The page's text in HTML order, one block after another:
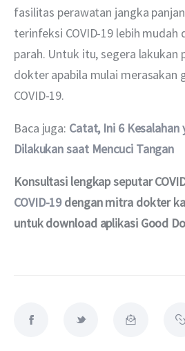
fasilitas perawatan jangka
terinfeksi COVID-19 lebih mudah
parah. Untuk itu, segera lakukan
dokter apabila mulai merasakan
COVID-19.
Baca juga: Catat, Ini 6
Dilakukan saat Mencuci Tangan
Konsultasi lengkap seputar
COVID-19 dengan mitra dokter
untuk download aplikasi Good